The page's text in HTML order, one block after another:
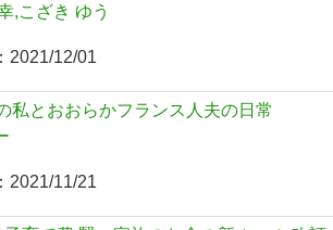
,こざき ゆう
2021/12/01
私とおおらかフランス人夫の日常
2021/11/21